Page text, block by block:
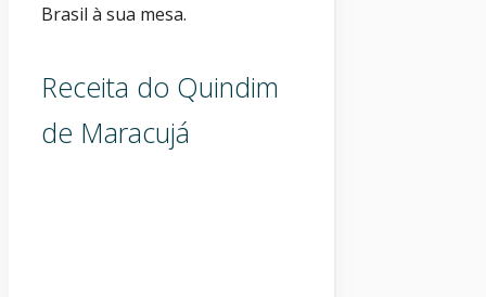
Brasil à sua mesa.
Receita do Quindim
de Maracujá